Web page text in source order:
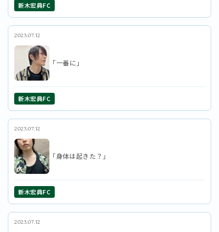
新木宏典FC
2023.07.12
「一番に」
新木宏典FC
2023.07.12
「身体は起きた？」
新木宏典FC
2023.07.12